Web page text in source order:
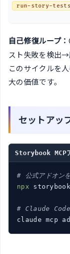
run-story-tests
自己修復ループ：
スト失敗を検出
このサイクルを
大の価値です。
セットアッ
Storybook MCP
# 公式アドオン
npx
# Claude Code
claude mcp